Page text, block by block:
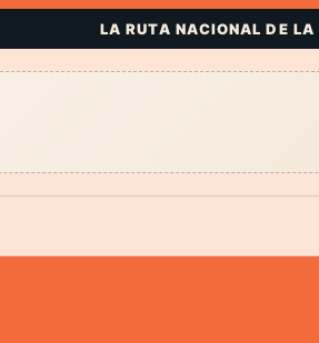
LA RUTA NACIONAL DE